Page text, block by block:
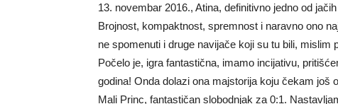
13. novembar 2016., Atina, definitivno jedno od
Brojnost, kompaktnost, spremnost i naravno ono
ne spomenuti i druge navijače koji su tu bili,
Počelo je, igra fantastična, imamo incijativu,
godina! Onda dolazi ona majstorija koju čekam
Mali Princ, fantastičan slobodnjak za 0:1.